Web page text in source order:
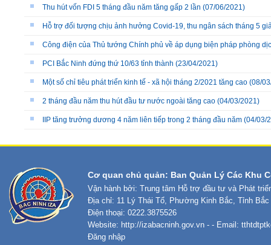
Thu hút vốn FDI 5 tháng đầu năm tăng gấp 2 lần (07/06/2021)
Hỗ trợ đối tượng chịu ảnh hưởng Covid-19, thu ngân sách tháng 5
Công điện của Thủ tướng Chính phủ về áp dụng biện pháp phòng
PCI Bắc Ninh đứng thứ 10/63 tỉnh thành (23/04/2021)
Một số chỉ tiêu phát triển kinh tế - xã hội tháng 2/2021 tăng cao (08/
2 tháng đầu năm thu hút đầu tư nước ngoài tăng cao (04/03/2021)
IIP tăng trưởng dương 4 năm liên tiếp trong 2 tháng đầu năm (04/03/
Cơ quan chủ quản: Ban Quản Lý Các Khu
Vận hành bởi: Trung tâm Hỗ trợ đầu tư và Phát
Địa chỉ: 11 Lý Thái Tổ, Phường Kinh Bắc, Tỉnh Bắc
Điện thoại: 0222.3875526
Website: http://izabacninh.gov.vn - - Email:
Đăng nhập